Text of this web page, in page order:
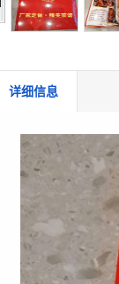
详细信息